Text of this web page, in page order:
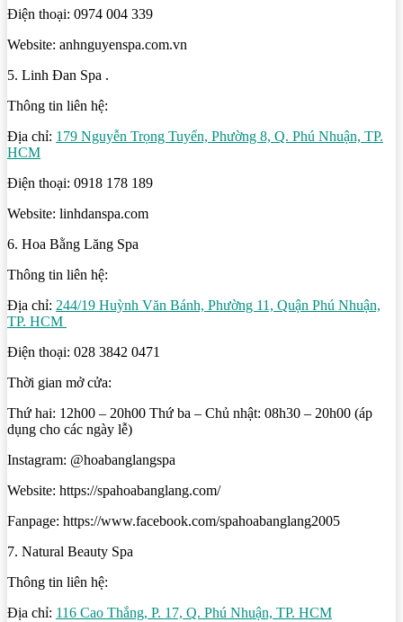
Điện thoại: 0974 004 339
Website: anhnguyenspa.com.vn
5. Linh Đan Spa .
Thông tin liên hệ:
Địa chỉ: 179 Nguyễn Trọng Tuyển, Phường 8, Q. Phú Nhuận, TP.
HCM
Điện thoại: 0918 178 189
Website: linhdanspa.com
6. Hoa Bằng Lăng Spa
Thông tin liên hệ:
Địa chỉ: 244/19 Huỳnh Văn Bánh, Phường 11, Quận Phú Nhuận,
TP. HCM
Điện thoại: 028 3842 0471
Thời gian mở cửa:
Thứ hai: 12h00 – 20h00 Thứ ba – Chủ nhật: 08h30 – 20h00 (áp
dụng cho các ngày lễ)
Instagram: @hoabanglangspa
Website: https://spahoabanglang.com/
Fanpage: https://www.facebook.com/spahoabanglang2005
7. Natural Beauty Spa
Thông tin liên hệ:
Địa chỉ: 116 Cao Thắng, P. 17, Q. Phú Nhuận, TP. HCM